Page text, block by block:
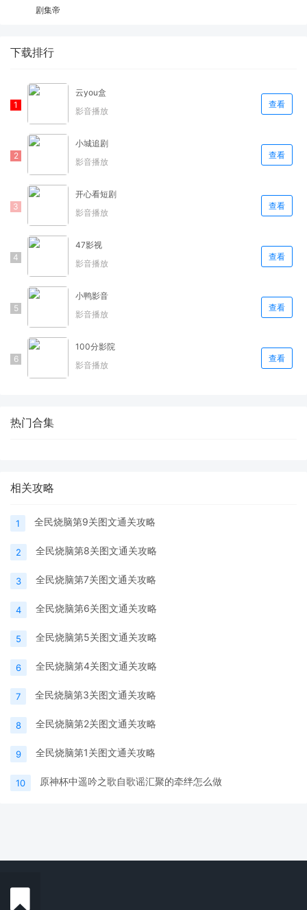
剧集帝
下载排行
云you盒
影音播放
查看
小城追剧
影音播放
查看
开心看短剧
影音播放
查看
47影视
影音播放
查看
小鸭影音
影音播放
查看
100分影院
影音播放
查看
热门合集
相关攻略
1 全民烧脑第9关图文通关攻略
2 全民烧脑第8关图文通关攻略
3 全民烧脑第7关图文通关攻略
4 全民烧脑第6关图文通关攻略
5 全民烧脑第5关图文通关攻略
6 全民烧脑第4关图文通关攻略
7 全民烧脑第3关图文通关攻略
8 全民烧脑第2关图文通关攻略
9 全民烧脑第1关图文通关攻略
10 原神杯中遥吟之歌自歌谣汇聚的牵绊怎么做